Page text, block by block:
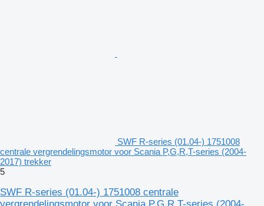
SWF R-series (01.04-) 1751008
centrale vergrendelingsmotor voor Scania P,G,R,T-series (2004-
2017) trekker
5
SWF R-series (01.04-) 1751008 centrale